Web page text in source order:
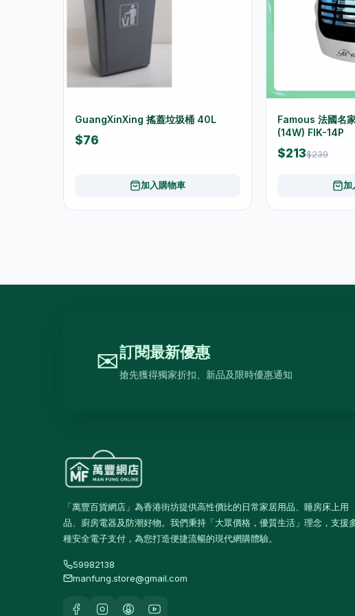
GuangXinXing 搖蓋垃圾桶 40L
$76
加入購物車
Famous 法國名
(14W) FIK-14P
$213$239
加
✉訂閱最新優惠
搶先獲得獨家折扣、新品及限時優惠通知
「萬豐百貨網店」為香港街坊提供高性價比的日常家居用品、睡房床上用
品、廚房電器及防潮好物。我們秉持「大眾價格，優質生活」理念，支援
種安全電子支付，為您打造便捷流暢的現代網購體驗。
59982138
manfung.store@gmail.com